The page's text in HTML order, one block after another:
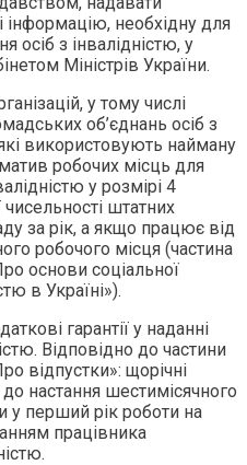
інформацію, необхідну для
осіб з інвалідністю, у
Міністрів України.
у тому числі
об’єднань осіб з
використовують найману
робочих місць для
у розмірі 4
штатних
за рік, а якщо працює від
робочого місця (частина
основи соціальної
в Україні»).
гарантії у наданні
Відповідно до частини
відпустки»: щорічні
настання шестимісячного
у перший рік роботи на
працівника